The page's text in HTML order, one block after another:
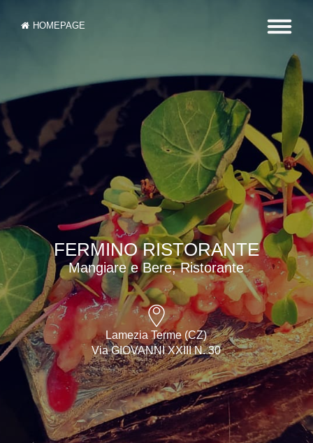
HOMEPAGE
FERMINO RISTORANTE
Mangiare e Bere, Ristorante
Lamezia Terme (CZ)
Via GIOVANNI XXIII N. 30